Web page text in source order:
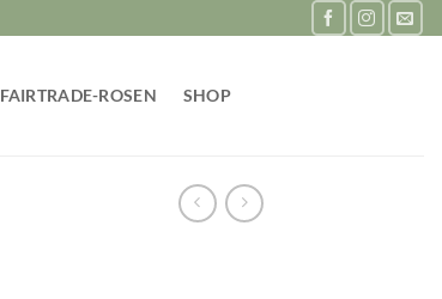
FAIRTRADE-ROSEN SHOP